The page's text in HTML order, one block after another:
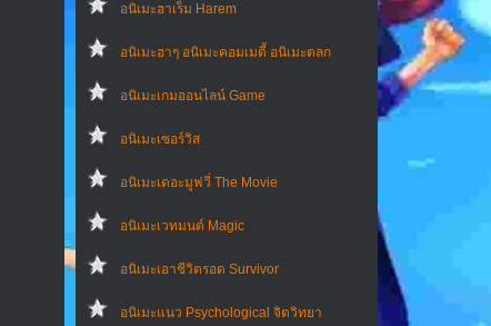
อนิเมะฮาเร็ม Harem
อนิเมะฮาๆ อนิเมะคอมเมดี้ อนิเมะตลก
อนิเมะเกมออนไลน์ Game
อนิเมะเซอร์วิส
อนิเมะเดอะมูฟวี่ The Movie
อนิเมะเวทมนต์ Magic
อนิเมะเอาชีวิตรอด Survivor
อนิเมะแนว Psychological จิตวิทยา